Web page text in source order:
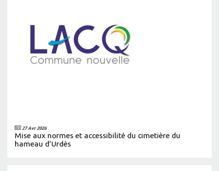
27 Avr 2026
Mise aux normes et accessibilité du cimetière du
hameau d’Urdès